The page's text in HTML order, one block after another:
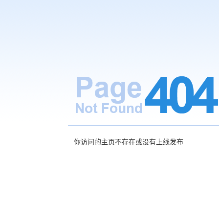
你访问的主页不存在或没有上线发布